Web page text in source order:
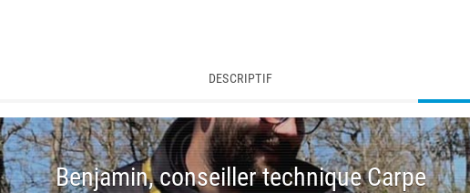
DESCRIPTIF
Benjamin, conseiller technique Carpe